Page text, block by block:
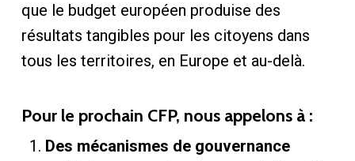
que le budget européen produise des
résultats tangibles pour les citoyens dans
tous les territoires, en Europe et au-delà.
Pour le prochain CFP, nous appelons à :
Des mécanismes de gouvernance